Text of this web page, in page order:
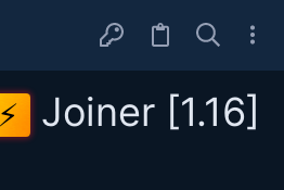
Joiner [1.16]